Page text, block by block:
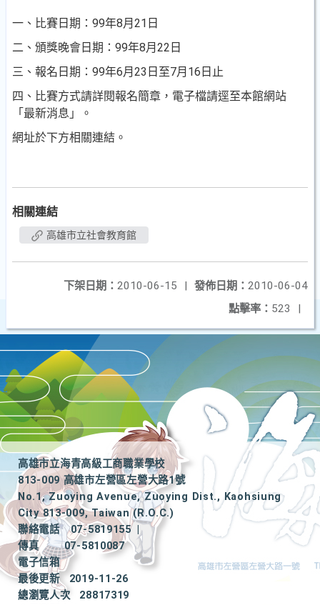
一、比賽日期：99年8月21日
二、頒獎晚會日期：99年8月22日
三、報名日期：99年6月23日至7月16日止
四、比賽方式請詳閱報名簡章，電子檔請逕至本館網站
「最新消息」。
網址於下方相關連結。
相關連結
高雄市立社會教育館
發佈日期： 2010-06-04
下架日期： 2010-06-15
|
點擊率： 523 |
高雄市立海青高級工商職業學校
813-009 高雄市左營區左營大路1號
No.1, Zuoying Avenue, Zuoying Dist., Kaohsiung
City 813-009, Taiwan (R.O.C.)
聯絡電話
07-5819155
|
傳真
07-5810087
電子信箱
最後更新
2019-11-26
總瀏覽人次
28817319